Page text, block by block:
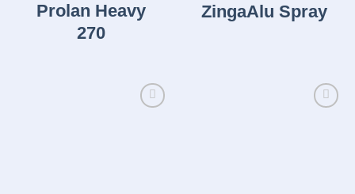
Prolan Heavy
270
ZingaAlu Spray